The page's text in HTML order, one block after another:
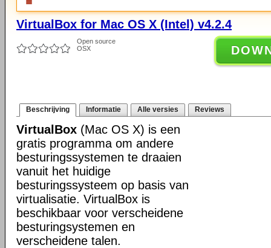
VirtualBox for Mac OS X (Intel) v4.2.4
Open source
OSX
Beschrijving Informatie Alle versies Reviews
VirtualBox (Mac OS X) is een
gratis programma om andere
besturingssystemen te draaien
vanuit het huidige
besturingssysteem op basis van
virtualisatie. VirtualBox is
beschikbaar voor verscheidene
besturingsystemen en
verscheidene talen.